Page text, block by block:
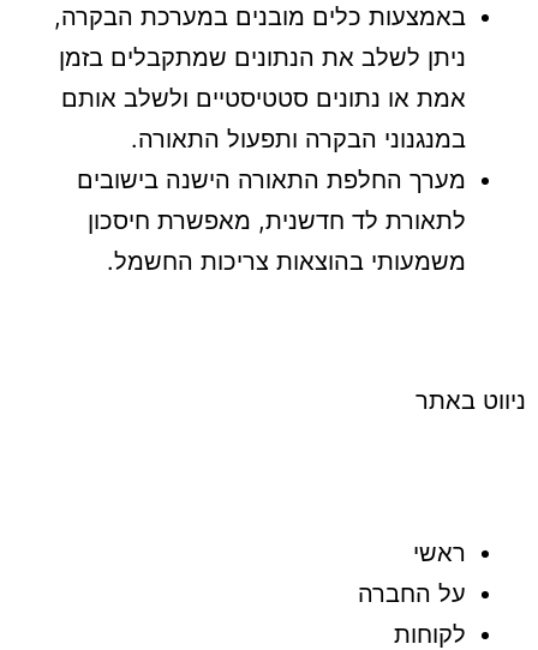
באמצעות כלים מובנים במערכת הבקרה,
ניתן לשלב את הנתונים שמתקבלים בזמן
אמת או נתונים סטטיסטיים ולשלב אותם
במנגנוני הבקרה ותפעול התאורה.
מערך החלפת התאורה הישנה בישובים
לתאורת לד חדשנית, מאפשרת חיסכון
משמעותי בהוצאות צריכות החשמל.
ניווט באתר
ראשי
על החברה
לקוחות